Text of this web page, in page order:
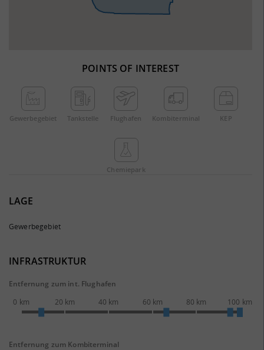
POINTS OF INTEREST
Gewerbe­gebiet Tankstelle Flughafen Kombi­terminal KEP
Chemie­park
LAGE
Gewerbegebiet
INFRASTRUKTUR
Entfernung zum int. Flughafen
0 km
20 km 40 km 60 km 80 km 100 km
Entfernung zum Kombiterminal